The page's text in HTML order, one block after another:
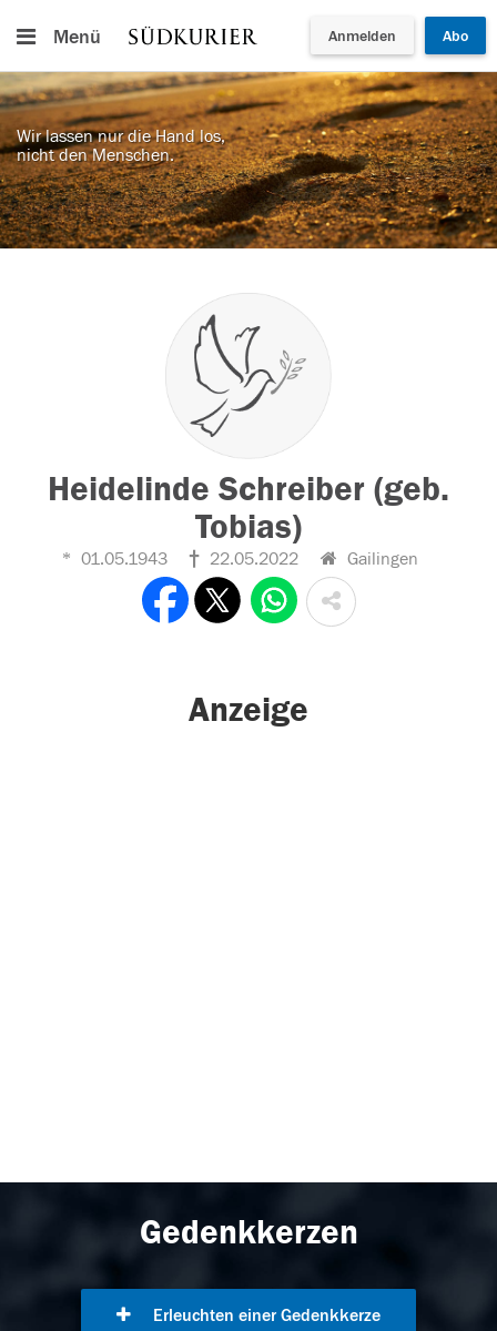
Menü Anmelden Abo
Wir lassen nur die Hand los,
nicht den Menschen.
Heidelinde Schreiber (geb.
Tobias)
01.05.1943 22.05.2022 Gailingen
Anzeige
Gedenkkerzen
Erleuchten einer Gedenkkerze